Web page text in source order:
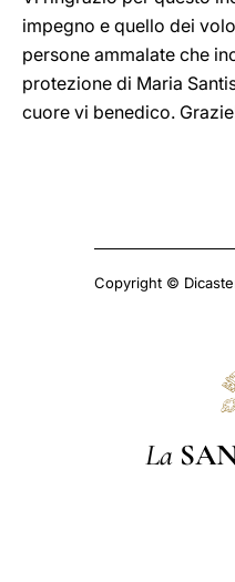
impegno e quello dei
persone ammalate che
protezione di Maria
cuore vi benedico.
Copyright ©
La